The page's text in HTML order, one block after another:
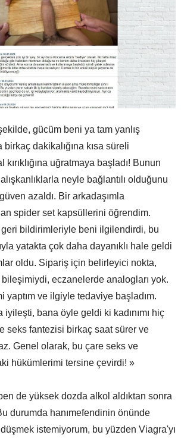
gücüm beni ya tam yanlış
dakikalığına kısa süreli
uğratmaya başladı! Bunun
neyle bağlantılı olduğunu
azaldı. Bir arkadaşımla
spider set kapsüllerini öğrendim.
bildirimleriyle beni ilgilendirdi, bu
yatakta çok daha dayanıklı hale geldi
oldu. Sipariş için belirleyici nokta,
eczanelerde analogları yok.
yaptım ve ilgiyle tedaviye başladım.
iyileşti, bana öyle geldi ki kadınımı hiç
seks fantezisi birkaç saat sürer ve
Genel olarak, bu çare seks ve
hükümlerimi tersine çevirdi! »
de yüksek dozda alkol aldıktan sonra
durumda hanımefendinin önünde
istemiyorum, bu yüzden Viagra'yı